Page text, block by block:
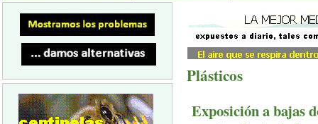
Plásticos
Exposición a bajas